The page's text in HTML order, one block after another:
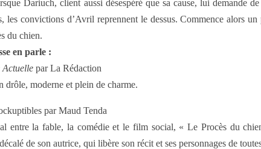
Dariuch, client aussi désespéré que sa cause, lui demande
les convictions d’Avril reprennent le dessus. Commence alors un
du chien.
en parle :
Actuelle par La Rédaction
drôle, moderne et plein de charme.
par Maud Tenda
entre la fable, la comédie et le film social, « Le Procès du
de son autrice, qui libère son récit et ses personnages de